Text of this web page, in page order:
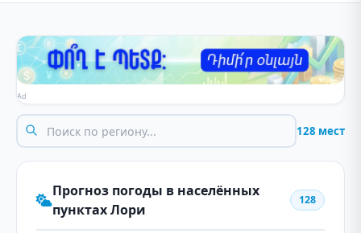
Ad
128 мест
Прогноз погоды в населённых
пунктах Лори
128